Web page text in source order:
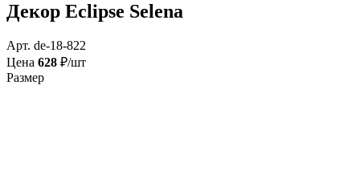
Декор Eclipse Selena
Арт. de-18-822
Цена 628 ₽/шт
Размер